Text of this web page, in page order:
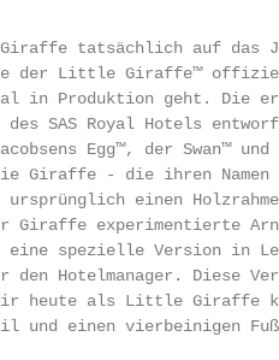
tatsächlich auf das
der Little Giraffe™
in Produktion geht. Die
SAS Royal Hotels
Egg™, der Swan™ und
Giraffe - die ihren Namen
einen
Giraffe experimentierte
spezielle Version in
den Hotelmanager. Diese
heute als Little Giraffe
und einen vierbeinigen